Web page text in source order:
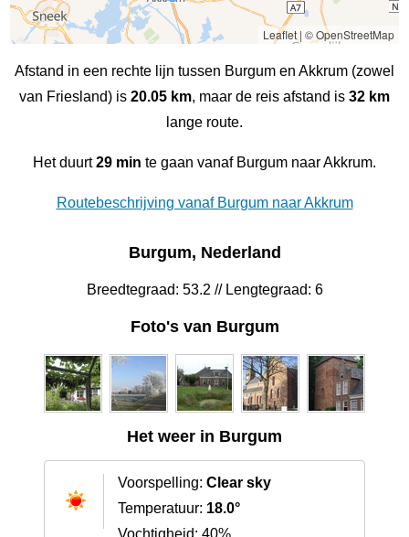
Leaflet| © OpenStreetMap
Afstand in een rechte lijn tussen Burgum en Akkrum (zowel
van Friesland) is 20.05 km, maar de reis afstand is 32 km
lange route.
Het duurt29 min te gaan vanaf Burgum naar Akkrum.
Routebeschrijving vanaf Burgum naar Akkrum
Burgum, Nederland
Breedtegraad: 53.2 // Lengtegraad: 6
Foto's van Burgum
Het weer in Burgum
Voorspelling: Clear sky
Temperatuur: 18.0°